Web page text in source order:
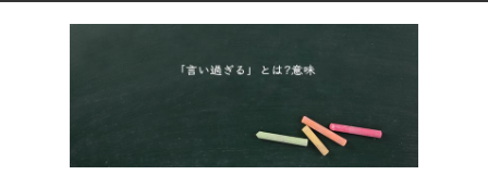
「言い過ぎる」とは?意味
「言い過ぎる」の類語や類義語・言い換え